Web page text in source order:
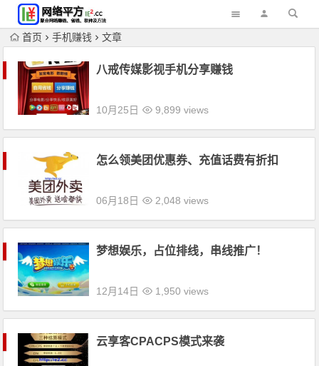
首页 手机赚钱 文章
八戒传媒影视手机分享赚钱
10月25日 9,899 views
怎么领美团优惠券、充值话费有折扣
06月18日 2,048 views
梦想娱乐，占位排线，串线推广！
12月14日 1,950 views
云享客CPACPS模式来袭